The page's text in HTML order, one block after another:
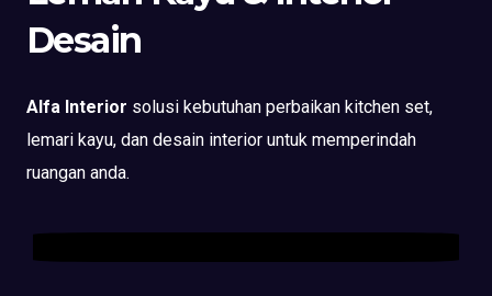
Desain
Alfa Interior solusi kebutuhan perbaikan kitchen set,
lemari kayu, dan desain interior untuk memperindah
ruangan anda.